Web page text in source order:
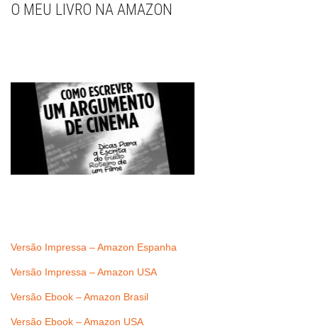
O MEU LIVRO NA AMAZON
Versão Impressa – Amazon Espanha
Versão Impressa – Amazon USA
Versão Ebook – Amazon Brasil
Versão Ebook – Amazon USA